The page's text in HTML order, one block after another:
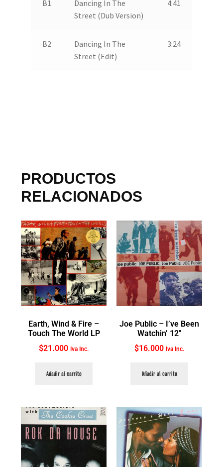
B1
Dancing In The
Street (Dub Version)
4:41
B2
Dancing In The
Street (Edit)
3:24
PRODUCTOS
RELACIONADOS
Earth, Wind & Fire ‎–
Touch The World LP
$21.000 Iva Inc.
Añadir al carrito
Joe Public ‎– I’ve Been
Watchin’ 12″
$16.000 Iva Inc.
Añadir al carrito